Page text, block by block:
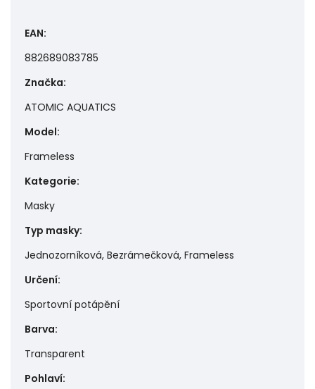
EAN:
882689083785
Značka:
ATOMIC AQUATICS
Model:
Frameless
Kategorie:
Masky
Typ masky:
Jednozorníková, Bezrámečková, Frameless
Určení:
Sportovní potápění
Barva:
Transparent
Pohlaví: